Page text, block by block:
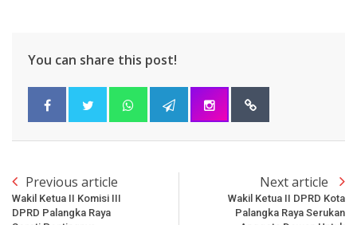
You can share this post!
Previous article
Wakil Ketua II Komisi III
DPRD Palangka Raya
Next article
Wakil Ketua II DPRD Kota
Palangka Raya Serukan